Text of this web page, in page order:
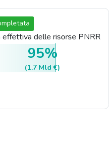
effettiva delle risorse PNRR
95%
(1.7 Mld €)